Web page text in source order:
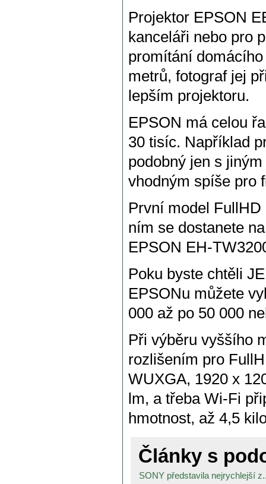
Projektor EPSON
kanceláři nebo pro
promítání
metrů, fotograf jej
lepším projektoru.
EPSON má celou
30 tisíc. Například
podobný jen s
vhodným spíše pro
První model
ním se dostanete
EPSON EH-
Poku byste chtěli
EPSONu můžete
000 až po 50 000
Při výběru vyššího
rozlišením pro
WUXGA, 1920 x
lm, a třeba Wi-Fi
hmotnost, až 4,5
Články s
SONY představila nejrychlejší